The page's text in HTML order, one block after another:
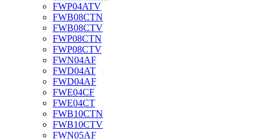
FWP04ATV
FWB08CTN
FWB08CTV
FWP08CTN
FWP08CTV
FWN04AF
FWD04AT
FWD04AF
FWE04CF
FWE04CT
FWB10CTN
FWB10CTV
FWN05AF